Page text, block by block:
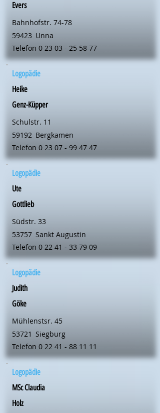
Evers
Bahnhofstr. 74-78
59423 Unna
Telefon 0 23 03 - 25 58 77
Logopädie
Heike
Genz-Küpper
Schulstr. 11
59192 Bergkamen
Telefon 0 23 07 - 99 47 47
Logopädie
Ute
Gottlieb
Südstr. 33
53757 Sankt Augustin
Telefon 0 22 41 - 33 79 09
Logopädie
Judith
Göke
Mühlenstsr. 45
53721 Siegburg
Telefon 0 22 41 - 88 11 11
Logopädie
MSc Claudia
Holz